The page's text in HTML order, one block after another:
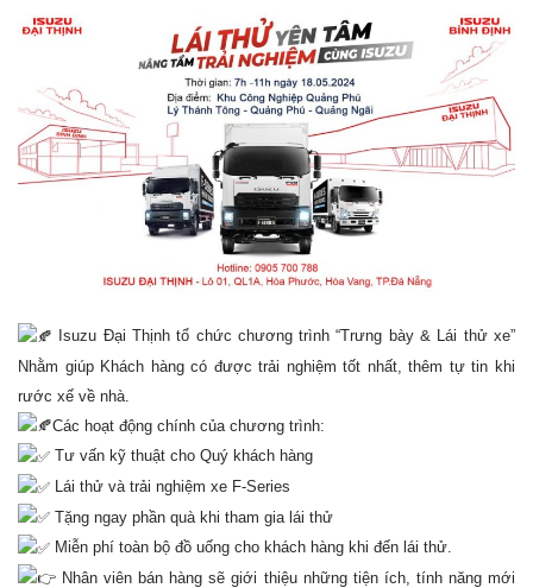
Isuzu Đại Thịnh tổ chức chương trình “Trưng bày & Lái thử xe”
Nhằm giúp Khách hàng có được trải nghiệm tốt nhất, thêm tự tin khi
rước xế về nhà.
Các hoạt động chính của chương trình:
Tư vấn kỹ thuật cho Quý khách hàng
Lái thử và trải nghiệm xe F-Series
Tặng ngay phần quà khi tham gia lái thử
Miễn phí toàn bộ đồ uống cho khách hàng khi đến lái thử.
Nhân viên bán hàng sẽ giới thiệu những tiện ích, tính năng mới